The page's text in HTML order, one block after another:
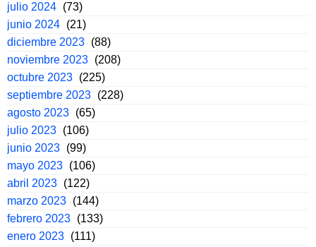
julio 2024 (73)
junio 2024 (21)
diciembre 2023 (88)
noviembre 2023 (208)
octubre 2023 (225)
septiembre 2023 (228)
agosto 2023 (65)
julio 2023 (106)
junio 2023 (99)
mayo 2023 (106)
abril 2023 (122)
marzo 2023 (144)
febrero 2023 (133)
enero 2023 (111)